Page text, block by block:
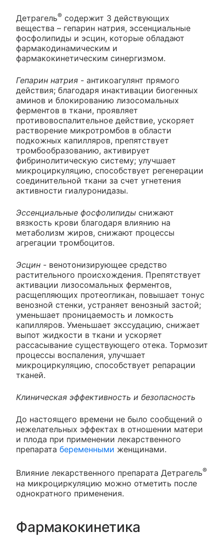
Детрагель® содержит 3 действующих
вещества – гепарин натрия, эссенциальные
фосфолипиды и эсцин, которые обладают
фармакодинамическим и
фармакокинетическим синергизмом.
Гепарин натрия - антикоагулянт прямого
действия; благодаря инактивации биогенных
аминов и блокированию лизосомальных
ферментов в ткани, проявляет
противовоспалительное действие, ускоряет
растворение микротромбов в области
подкожных капилляров, препятствует
тромбообразованию, активирует
фибринолитическую систему; улучшает
микроциркуляцию, способствует регенерации
соединительной ткани за счет угнетения
активности гиалуронидазы.
Эссенциальные фосфолипиды снижают
вязкость крови благодаря влиянию на
метаболизм жиров, снижают процессы
агрегации тромбоцитов.
Эсцин - венотонизирующее средство
растительного происхождения. Препятствует
активации лизосомальных ферментов,
расщепляющих протеогликан, повышает тонус
венозной стенки, устраняет венозный застой;
уменьшает проницаемость и ломкость
капилляров. Уменьшает экссудацию, снижает
выпот жидкости в ткани и ускоряет
рассасывание существующего отека. Тормозит
процессы воспаления, улучшает
микроциркуляцию, способствует репарации
тканей.
Клиническая эффективность и безопасность
До настоящего времени не было сообщений о
нежелательных эффектах в отношении матери
и плода при применении лекарственного
препарата беременными женщинами.
Влияние лекарственного препарата Детрагель®
на микроциркуляцию можно отметить после
однократного применения.
Фармакокинетика